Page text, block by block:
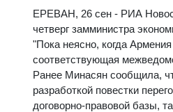
ЕРЕВАН, 26 сен - РИА
четверг замминистра
"Пока неясно, когда
соответствующая
Ранее Минасян сообщила,
разработкой повестки
договорно-правовой базы,